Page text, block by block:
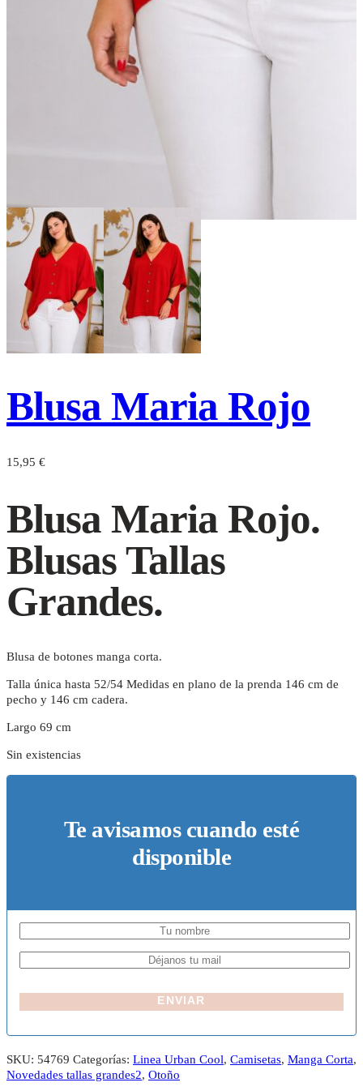
Sin existencias
Blusa Maria Rojo
15,95 €
Blusa Maria Rojo.
Blusas Tallas
Grandes.
Blusa de botones manga corta.
Talla única hasta 52/54 Medidas en plano de la prenda 146 cm de
pecho y 146 cm cadera.
Largo 69 cm
Sin existencias
Te avisamos cuando esté
disponible
ENVIAR
SKU: 54769 Categorías: Linea Urban Cool, Camisetas, Manga Corta,
Novedades tallas grandes2, Otoño